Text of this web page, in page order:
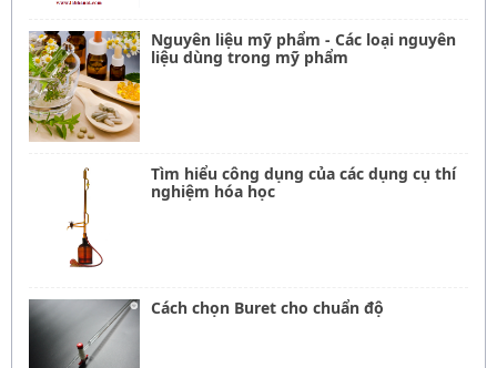
Nguyên liệu mỹ phẩm - Các loại nguyên
liệu dùng trong mỹ phẩm
Tìm hiểu công dụng của các dụng cụ thí
nghiệm hóa học
Cách chọn Buret cho chuẩn độ